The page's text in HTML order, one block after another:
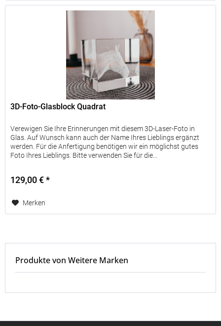
3D-Foto-Glasblock Quadrat
Verewigen Sie Ihre Erinnerungen mit diesem 3D-Laser-Foto in
Glas. Auf Wunsch kann auch der Name Ihres Lieblings ergänzt
werden. Für die Anfertigung benötigen wir ein möglichst gutes
Foto Ihres Lieblings. Bitte verwenden Sie für die...
129,00 € *
Merken
Produkte von Weitere Marken